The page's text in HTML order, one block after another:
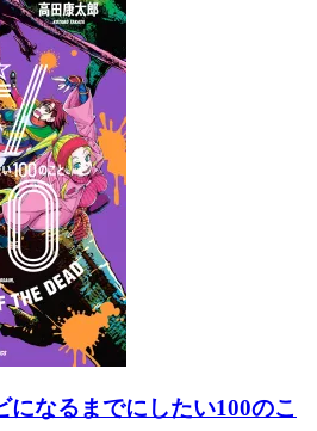
になるまでにしたい100のこ